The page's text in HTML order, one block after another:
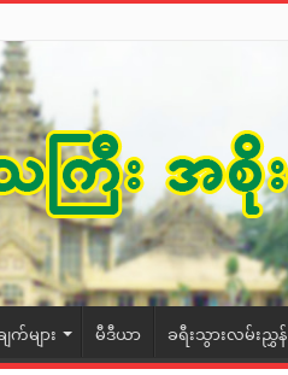
များ မီဒီယာ ခရီးသွားလမ်းညွှန်